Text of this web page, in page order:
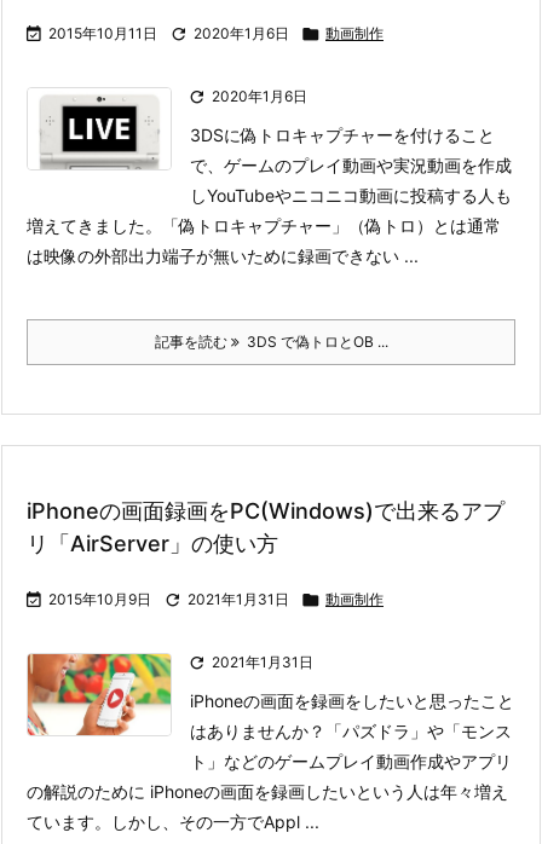
 2015年10月11日  2020年1月6日  動画制作
 2020年1月6日
3DSに偽トロキャプチャーを付けること
で、ゲームのプレイ動画や実況動画を作成
しYouTubeやニコニコ動画に投稿する人も
増えてきました。
「偽トロキャプチャー」（偽トロ）とは通常
は映像の外部出力端子が無いために録画できない ...
記事を読む 3DS で偽トロとOB ...
iPhoneの画面録画をPC(Windows)で出来るアプ
リ「AirServer」の使い方
 2015年10月9日  2021年1月31日  動画制作
 2021年1月31日
iPhoneの画面を録画をしたいと思ったこと
はありませんか？
「パズドラ」や「モンス
ト」などのゲームプレイ動画作成やアプリ
の解説のために iPhoneの画面を録画したいという人は年々増え
ています。しかし、その一方でAppl ...